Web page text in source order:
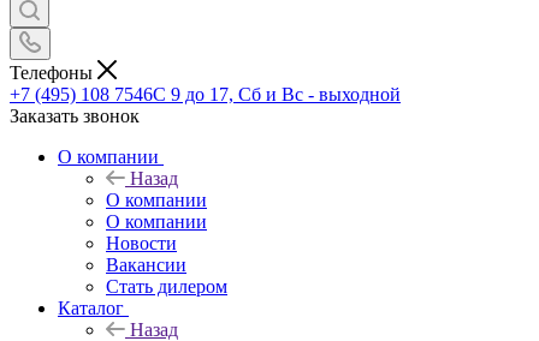
Телефоны
+7 (495) 108 7546С 9 до 17, Сб и Вс - выходной
Заказать звонок
О компании
Назад
О компании
О компании
Новости
Вакансии
Стать дилером
Каталог
Назад